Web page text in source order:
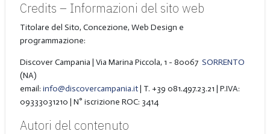
Credits – Informazioni del sito web
Titolare del Sito, Concezione, Web Design e
programmazione:
Discover Campania | Via Marina Piccola, 1 - 80067 SORRENTO
(NA)
email: info@discovercampania.it| T. +39 081.497.23.21 | P.IVA:
09333031210 | N° iscrizione ROC: 3414
Autori del contenuto